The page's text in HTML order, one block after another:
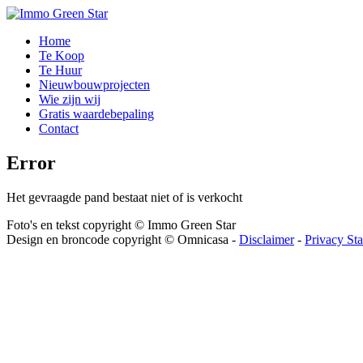
Home
Te Koop
Te Huur
Nieuwbouwprojecten
Wie zijn wij
Gratis waardebepaling
Contact
Error
Het gevraagde pand bestaat niet of is verkocht
Foto's en tekst copyright © Immo Green Star
Design en broncode copyright © Omnicasa - Disclaimer- Privacy